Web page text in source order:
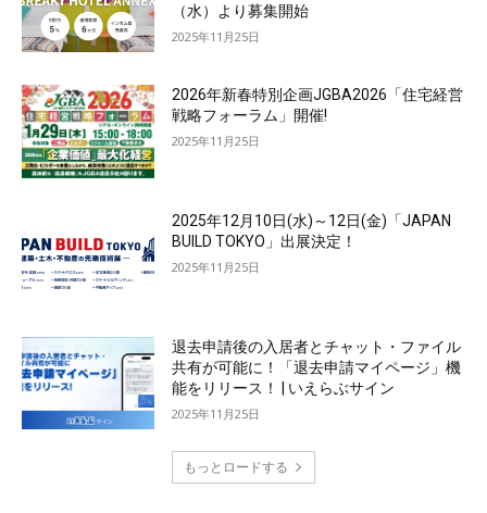
（水）より募集開始
2025年11月25日
2026年新春特別企画JGBA2026「住宅経営
戦略フォーラム」開催!
2025年11月25日
2025年12月10日(水)～12日(金)「JAPAN
BUILD TOKYO」出展決定！
2025年11月25日
退去申請後の入居者とチャット・ファイル
共有が可能に！「退去申請マイページ」機
能をリリース！ | いえらぶサイン
2025年11月25日
もっとロードする